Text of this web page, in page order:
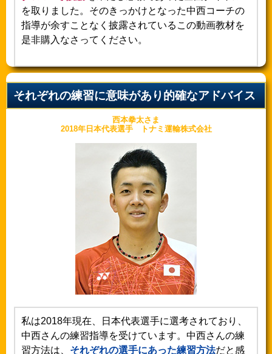
を取りました。そのきっかけとなった中西コーチの
指導が余すことなく披露されているこの動画教材を
是非購入なさってください。
それぞれの練習に意味があり的確なアドバイス
西本拳太さま
2018年日本代表選手 トナミ運輸株式会社
私は2018年現在、日本代表選手に選考されており、
中西さんの練習指導を受けています。中西さんの練
習方法は、 それぞれの選手にあった練習方法だと感